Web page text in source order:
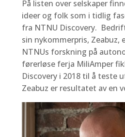
På listen over selskaper
ideer og folk som i tidlig
fra NTNU Discovery.
sin nykommerpris, Zeabuz,
NTNUs forskning på
førerløse ferja MiliAmper
Discovery i 2018 til å teste
Zeabuz er resultatet av en